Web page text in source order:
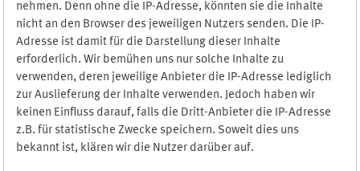
nehmen. Denn ohne die IP-Adresse, könnten sie die Inhalte
nicht an den Browser des jeweiligen Nutzers senden. Die IP-
Adresse ist damit für die Darstellung dieser Inhalte
erforderlich. Wir bemühen uns nur solche Inhalte zu
verwenden, deren jeweilige Anbieter die IP-Adresse lediglich
zur Auslieferung der Inhalte verwenden. Jedoch haben wir
keinen Einfluss darauf, falls die Dritt-Anbieter die IP-Adresse
z.B. für statistische Zwecke speichern. Soweit dies uns
bekannt ist, klären wir die Nutzer darüber auf.